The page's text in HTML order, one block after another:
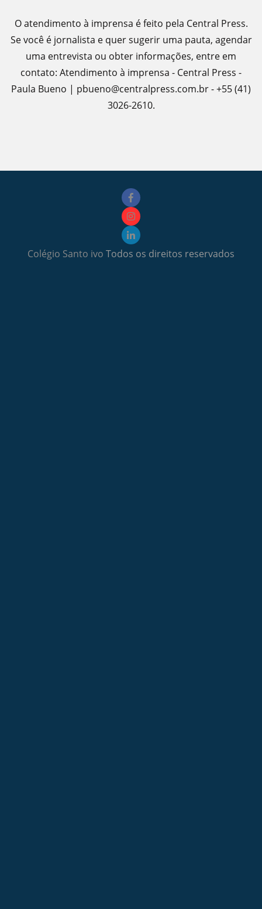
O atendimento à imprensa é feito pela Central Press.
Se você é jornalista e quer sugerir uma pauta, agendar
uma entrevista ou obter informações, entre em
contato: Atendimento à imprensa - Central Press -
Paula Bueno | pbueno@centralpress.com.br - +55 (41)
3026-2610.
Colégio Santo ivo Todos os direitos reservados